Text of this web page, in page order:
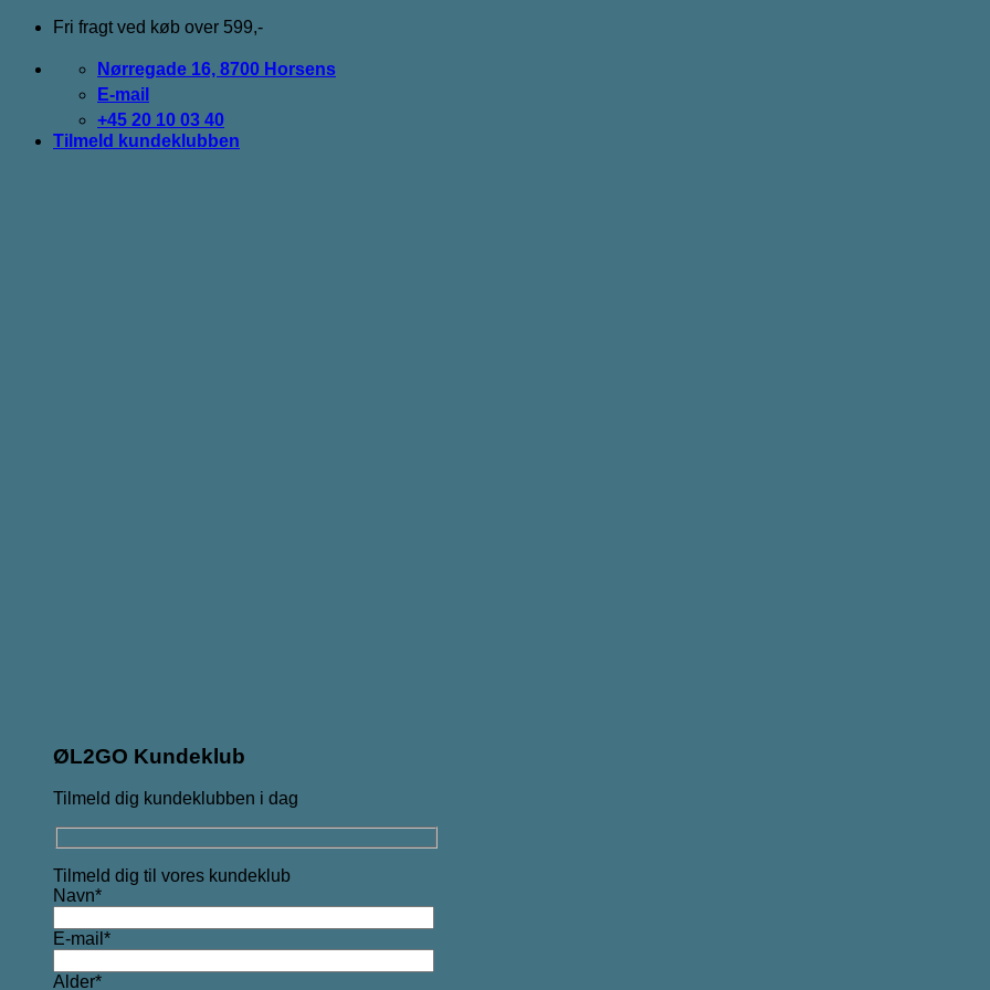
Fortsæt
indhold
Fri fragt ved køb over 599,-
Nørregade 16, 8700 Horsens
E-mail
+45 20 10 03 40
Tilmeld kundeklubben
ØL2GO Kundeklub
Tilmeld dig kundeklubben i dag
Tilmeld dig til vores kundeklub
Navn*
E-mail*
Alder*